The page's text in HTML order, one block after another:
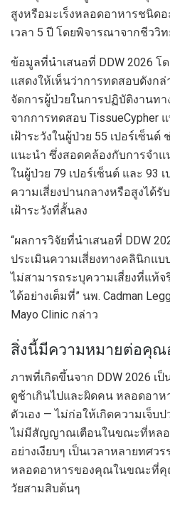
สูงหรือมะเร็งหลอดอาหารชนิด
เวลา 5 ปี โดยพิจารณาจากชีววิ
ข้อมูลที่นำเสนอที่ DDW 2026 โ
แสดงให้เห็นว่าการทดสอบดังก
จัดการผู้ป่วยในการปฏิบัติงานท
จากการทดสอบ TissueCypher
เฝ้าระวังในผู้ป่วย 55 เปอร์เซ็นต์
แนะนำ ซึ่งสอดคล้องกับการจำแ
ในผู้ป่วย 79 เปอร์เซ็นต์ และ 93
ความเสี่ยงปานกลางหรือสูงได้รั
เฝ้าระวังที่สั้นลง
“ผลการวิจัยที่นำเสนอที่ DDW
ประเมินความเสี่ยงทางคลินิกแบ
ไม่สามารถระบุความเสี่ยงที่แท้
ได้อย่างเต็มที่” นพ. Cadman
Mayo Clinic กล่าว
สิ่งนี้มีความหมายต่อคุณ
ภาพที่เกิดขึ้นจาก DDW 2026 เ
ดูช้าเกินไปและผิดคน หลอดอาห
ตัวเอง — ไม่ก่อให้เกิดความเจ็บ
ไม่มีสัญญาณเตือนในขณะที่หล
อย่างเงียบๆ เป็นเวลาหลายทศ
หลอดอาหารของคุณในขณะที่คุ
วัยสามสิบต้นๆ